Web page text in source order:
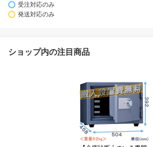
受注対応のみ
発送対応のみ
ショップ内の注目商品